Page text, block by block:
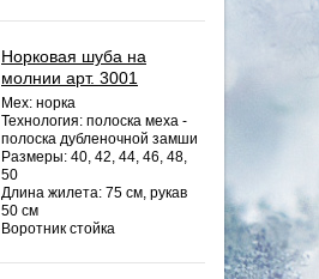
Норковая шуба на
молнии арт. 3001
Мех: норка
Технология: полоска меха -
полоска дубленочной замши
Размеры: 40, 42, 44, 46, 48,
50
Длина жилета: 75 см, рукав
50 см
Воротник стойка